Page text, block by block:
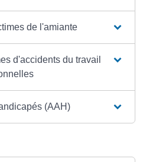
de l'amiante
d'accidents du travail
(AAH)